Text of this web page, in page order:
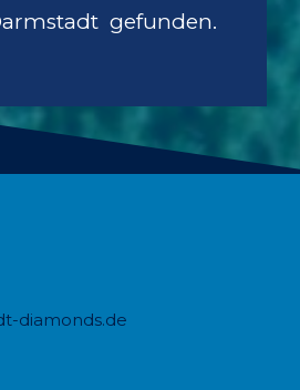
gefunden.
diamonds.de